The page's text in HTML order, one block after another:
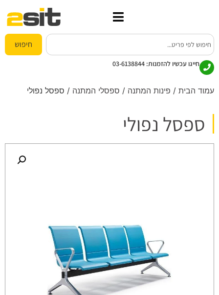
חיפוש
חייגו עכשיו להזמנות: 03-6138844
עמוד הבית / פינות המתנה / ספסלי המתנה / ספסל נפולי
ספסל נפולי